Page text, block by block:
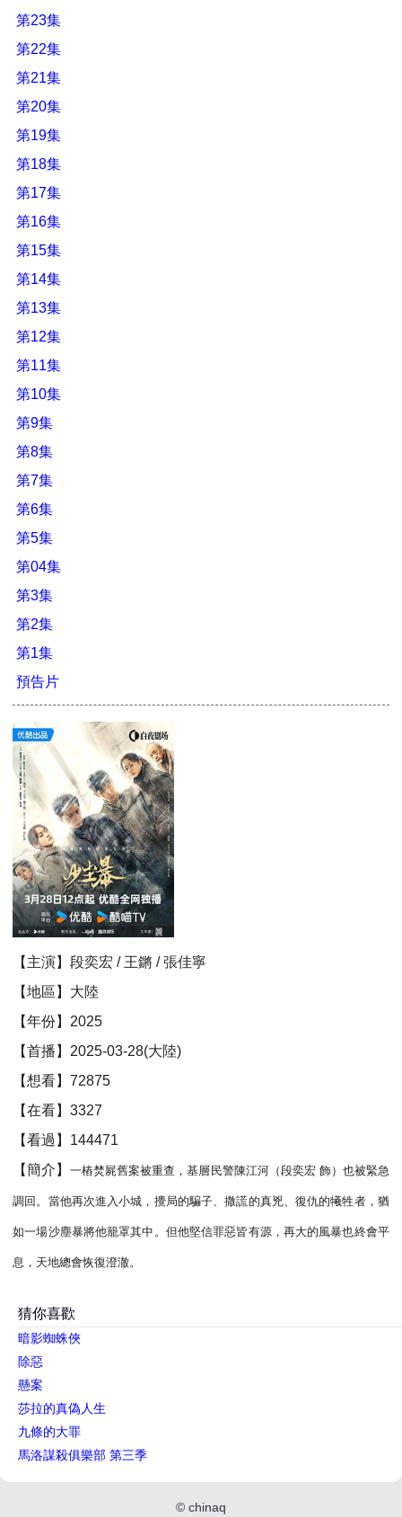
第23集
第22集
第21集
第20集
第19集
第18集
第17集
第16集
第15集
第14集
第13集
第12集
第11集
第10集
第9集
第8集
第7集
第6集
第5集
第04集
第3集
第2集
第1集
預告片
【主演】段奕宏 / 王鏘 / 張佳寧
【地區】大陸
【年份】2025
【首播】2025-03-28(大陸)
【想看】72875
【在看】3327
【看過】144471
【簡介】一樁焚屍舊案被重查，基層民警陳江河（段奕宏 飾）也被緊急
調回。當他再次進入小城，攪局的騙子、撒謊的真兇、復仇的犧牲者，猶
如一場沙塵暴將他籠罩其中。但他堅信罪惡皆有源，再大的風暴也終會平
息，天地總會恢復澄澈。
猜你喜歡
暗影蜘蛛俠
除惡
懸案
莎拉的真偽人生
九條的大罪
馬洛謀殺俱樂部 第三季
© chinaq